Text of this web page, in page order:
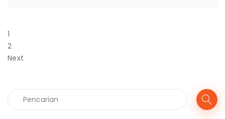
1
2
Next